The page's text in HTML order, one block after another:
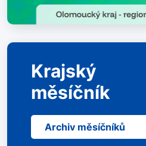
Krajský
měsíčník
Archiv měsíčníků